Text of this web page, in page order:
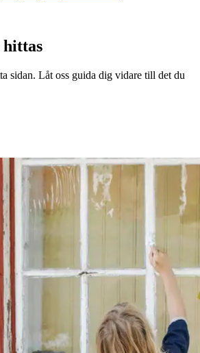
hittas
sidan. Låt oss guida dig vidare till det du